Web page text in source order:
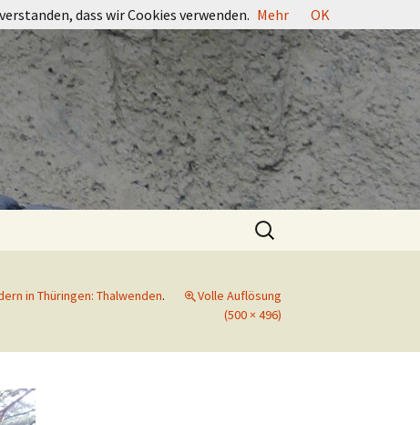
Suchen
nach:
in Thüringen: Thalwenden.
Volle Auflösung
(500 × 496)
dass wir Cookies verwenden. Mehr OK